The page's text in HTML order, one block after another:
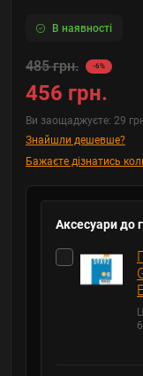
В наявності
485 грн. -6%
456 грн.
Ви заощаджуєте: 29
Знайшли дешевше?
Бажаєте дізнатись
Аксесуари до